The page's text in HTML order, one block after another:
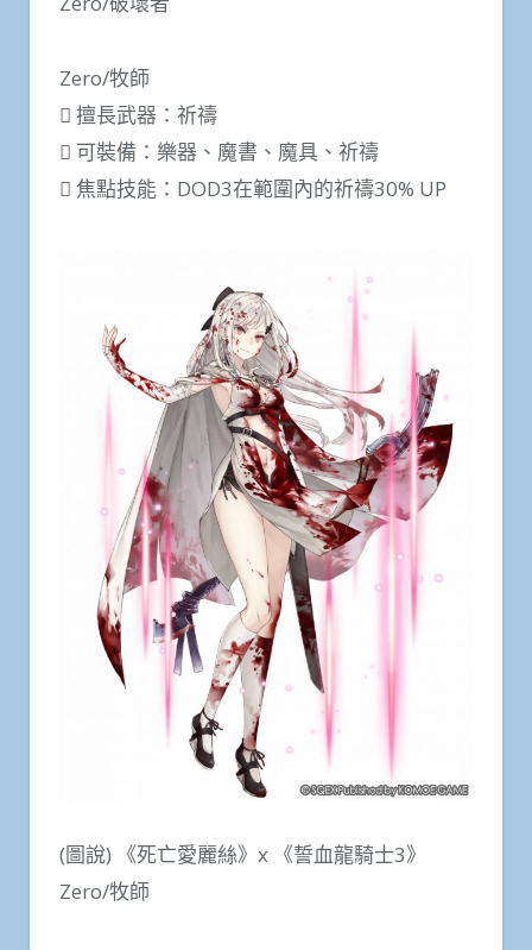
Zero/牧師
 擅長武器：祈禱
 可裝備：樂器、魔書、魔具、祈禱
 焦點技能：DOD3在範圍內的祈禱30% UP
(圖說) 《死亡愛麗絲》x 《誓血龍騎士3》
Zero/牧師